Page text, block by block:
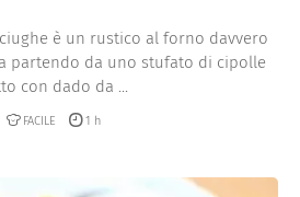
è un rustico al forno davvero
partendo da uno stufato di cipolle
con dado da ...
FACILE 1 h